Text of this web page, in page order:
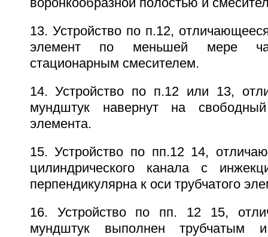
воронкообразной полостью и
13. Устройство по п.12,
элемент по меньшей мере
стационарным смесителем.
14. Устройство по п.12 или 13,
мундштук навернут на
элемента.
15. Устройство по пп.12 14,
цилиндрического канала с
перпендикулярна к оси трубчатого
16. Устройство по пп. 12 15,
мундштук выполнен трубчатым